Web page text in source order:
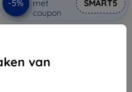
van
-5%
met
coupon
SMART5
€ 29,35